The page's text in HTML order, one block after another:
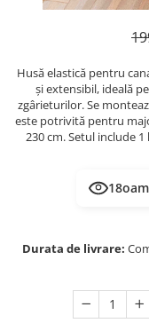
Husă elastică pentru
și extensibil, ideală
zgârieturilor. Se
este potrivită pentru
230 cm. Setul include
18
Durata de livrare: